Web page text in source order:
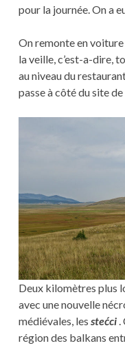
pour la journée. On a
On remonte en
la veille, c’est-a-dire,
au niveau du
passe à côté du site de
Deux kilomètres plus
avec une nouvelle
médiévales, les stećci.
région des balkans